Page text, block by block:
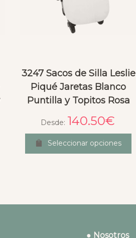
3247 Sacos de Silla Leslie
Piqué Jaretas Blanco
Puntilla y Topitos Rosa
Desde: 140.50€
Seleccionar opciones
● Nosotros